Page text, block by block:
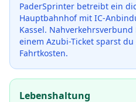
PaderSprinter betreibt ein
Hauptbahnhof mit IC-
Kassel. Nahverkehrsverbund
einem Azubi-Ticket sparst
Fahrtkosten.
Lebenshaltung